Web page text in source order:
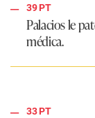
39 PT
Palacios le
médica.
33 PT